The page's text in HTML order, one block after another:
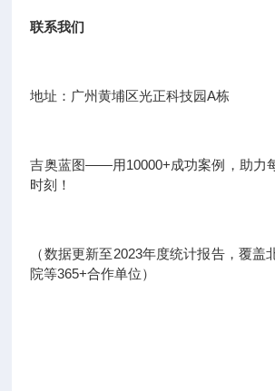
联系我们
地址：广州黄埔区光正科技园A栋
吉奥蓝图——用10000+成功案例，助力
时刻！
（数据更新至2023年度统计报告，覆盖
院等365+合作单位）